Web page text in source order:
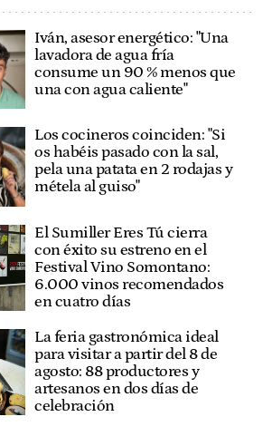
Iván, asesor energético: "Una
lavadora de agua fría
consume un 90 % menos que
una con agua caliente"
Los cocineros coinciden: "Si
os habéis pasado con la sal,
pela una patata en 2 rodajas y
métela al guiso"
El Sumiller Eres Tú cierra
con éxito su estreno en el
Festival Vino Somontano:
6.000 vinos recomendados
en cuatro días
La feria gastronómica ideal
para visitar a partir del 8 de
agosto: 88 productores y
artesanos en dos días de
celebración